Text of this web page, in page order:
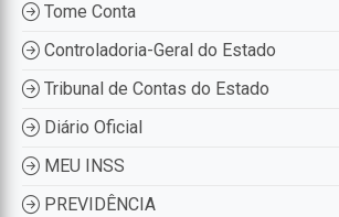
Tome Conta
Controladoria-Geral do Estado
Tribunal de Contas do Estado
Diário Oficial
MEU INSS
PREVIDÊNCIA